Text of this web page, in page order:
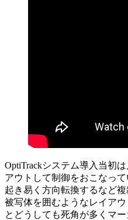
OptiTrackシステム導入当初
アウトして制御をおこなっ
起き易く方向転換するなど
被写体を囲むようなレイア
とどうしても死角が多くマ